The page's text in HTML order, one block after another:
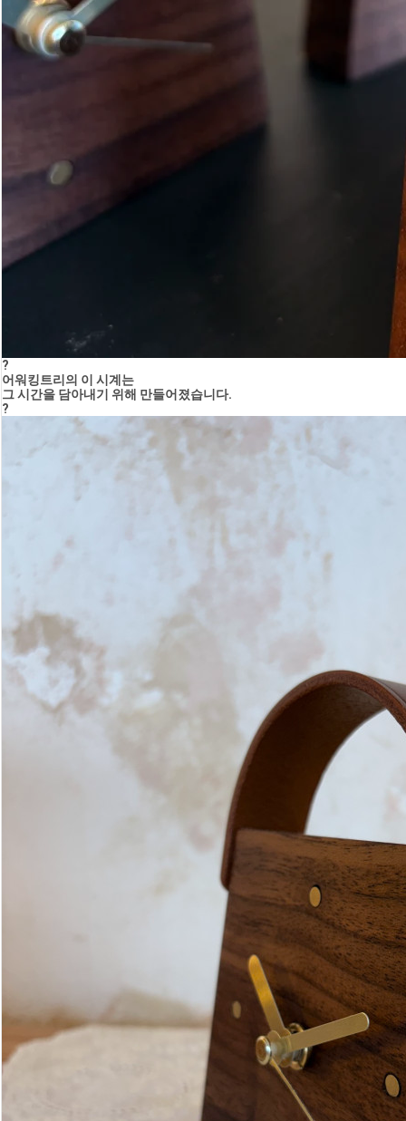
?
어워킹트리의 이 시계는
그 시간을 담아내기 위해 만들어졌습니다.
?